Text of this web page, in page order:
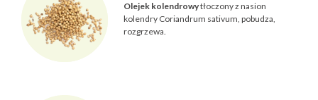
Olejek kolendrowytłoczony z nasion
kolendry Coriandrum sativum, pobudza,
rozgrzewa.